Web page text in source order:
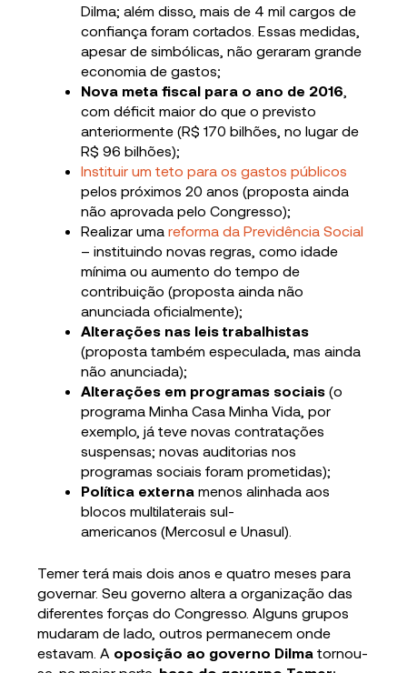
Dilma; além disso, mais de 4 mil cargos de
confiança foram cortados. Essas medidas,
apesar de simbólicas, não geraram grande
economia de gastos;
Nova meta fiscal para o ano de 2016
com déficit maior do que o previsto
anteriormente (R$ 170 bilhões, no lugar de
R$ 96 bilhões);
Instituir um teto para os gastos públicos
pelos próximos 20 anos (proposta ainda
não aprovada pelo Congresso);
Realizar umareforma da Previdência Social
– instituindo novas regras, como idade
mínima ou aumento do tempo de
contribuição (proposta ainda não
anunciada oficialmente);
Alterações nas leis trabalhistas
(proposta também especulada, mas ainda
não anunciada);
Alterações em programas sociais (o
programa Minha Casa Minha Vida, por
exemplo, já teve novas contratações
suspensas; novas auditorias nos
programas sociais foram prometidas);
Política externa menos alinhada aos
blocos multilaterais sul-
americanos (Mercosul e Unasul).
Temer terá mais dois anos e quatro meses para
governar. Seu governo altera a organização das
diferentes forças do Congresso. Alguns grupos
mudaram de lado, outros permanecem onde
estavam. A oposição ao governo Dilma tornou-